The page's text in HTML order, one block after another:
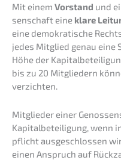
Mit einem Vorstand und
sen­schaft eine klare
eine demokra­ti­sche
jedes Mitglied genau eine
Höhe der
bis zu 20 Mitglie­dern
verzichten.
Mitglie­der einer
Kapital­be­tei­li­gung, wenn
pflicht ausge­schlos­sen
einen Anspruch auf